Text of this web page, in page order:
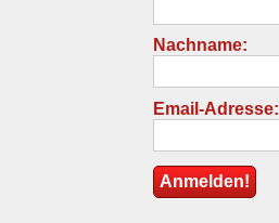
Nachname:
Email-Adresse: